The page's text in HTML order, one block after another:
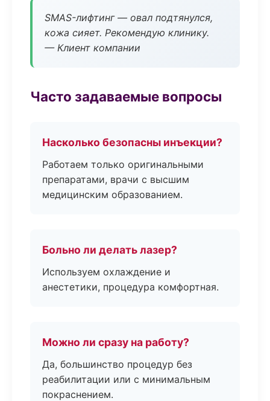
SMAS-лифтинг — овал подтянулся,
кожа сияет. Рекомендую клинику.
— Клиент компании
Часто задаваемые вопросы
Насколько безопасны инъекции?
Работаем только оригинальными
препаратами, врачи с высшим
медицинским образованием.
Больно ли делать лазер?
Используем охлаждение и
анестетики, процедура комфортная.
Можно ли сразу на работу?
Да, большинство процедур без
реабилитации или с минимальным
покраснением.